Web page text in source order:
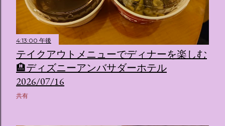
4:13:00 午後
テイクアウトメニューでディナーを楽しむ
🏨ディズニーアンバサダーホテル
2026/07/16
共有